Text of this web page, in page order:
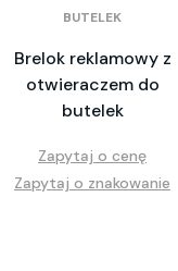
BUTELEK
Brelok reklamowy z
otwieraczem do
butelek
Zapytaj o cenę
Zapytaj o znakowanie